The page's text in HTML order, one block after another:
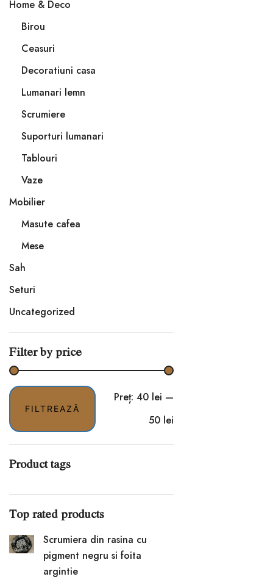
Home & Deco
Birou
Ceasuri
Decoratiuni casa
Lumanari lemn
Scrumiere
Suporturi lumanari
Tablouri
Vaze
Mobilier
Masute cafea
Mese
Sah
Seturi
Uncategorized
Filter by price
Preț
minim
Preț
maxim
FILTREAZĂ
Preț: 40 lei —
50 lei
Product tags
Top rated products
Scrumiera din rasina cu
pigment negru si foita
argintie